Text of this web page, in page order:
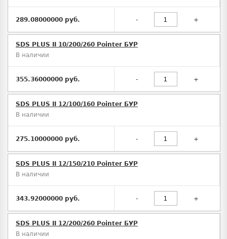
289.08000000 руб. - +
SDS PLUS II 10/200/260 Pointer БУР
В наличии
355.36000000 руб. - +
SDS PLUS II 12/100/160 Pointer БУР
В наличии
275.10000000 руб. - +
SDS PLUS II 12/150/210 Pointer БУР
В наличии
343.92000000 руб. - +
SDS PLUS II 12/200/260 Pointer БУР
В наличии